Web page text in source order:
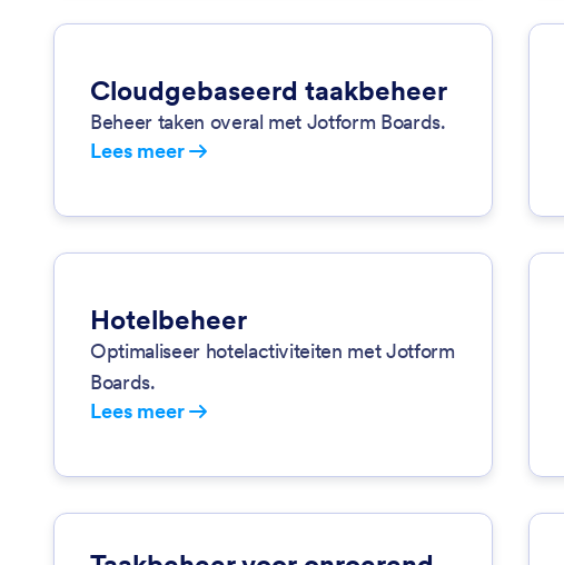
Cloudgebaseerd taakbeheer
Beheer taken overal met Jotform Boards.
Lees meer
Hotelbeheer
Optimaliseer hotelactiviteiten met Jotform
Boards.
Lees meer